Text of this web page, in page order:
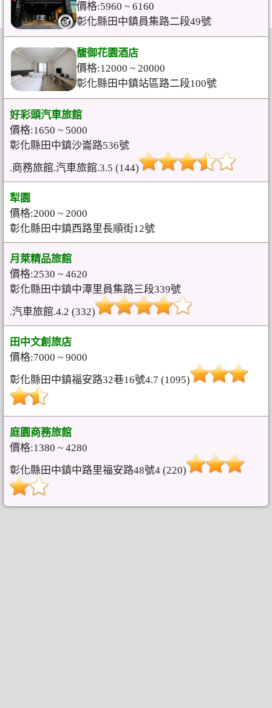
價格:5960 ~ 6160
彰化縣田中鎮員集路二段49號
馥御花園酒店
價格:12000 ~ 20000
彰化縣田中鎮站區路二段100號
好彩頭汽車旅館
價格:1650 ~ 5000
彰化縣田中鎮沙崙路536號
.商務旅館.汽車旅館.3.5 (144)
犁園
價格:2000 ~ 2000
彰化縣田中鎮西路里長順街12號
月萊精品旅館
價格:2530 ~ 4620
彰化縣田中鎮中潭里員集路三段339號
.汽車旅館.4.2 (332)
田中文創旅店
價格:7000 ~ 9000
彰化縣田中鎮福安路32巷16號4.7 (1095)
庭園商務旅館
價格:1380 ~ 4280
彰化縣田中鎮中路里福安路48號4 (220)